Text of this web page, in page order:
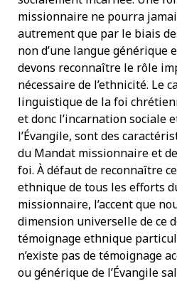
missionnaire ne pourra
autrement que par le biais
non d’une langue générique
devons reconnaître le rôle
nécessaire de l’ethnicité. Le
linguistique de la foi
et donc l’incarnation sociale
l’Évangile, sont des
du Mandat missionnaire et
foi. À défaut de reconnaître
ethnique de tous les efforts
missionnaire, l’accent que
dimension universelle de ce
témoignage ethnique
n’existe pas de témoignage
ou générique de l’Évangile